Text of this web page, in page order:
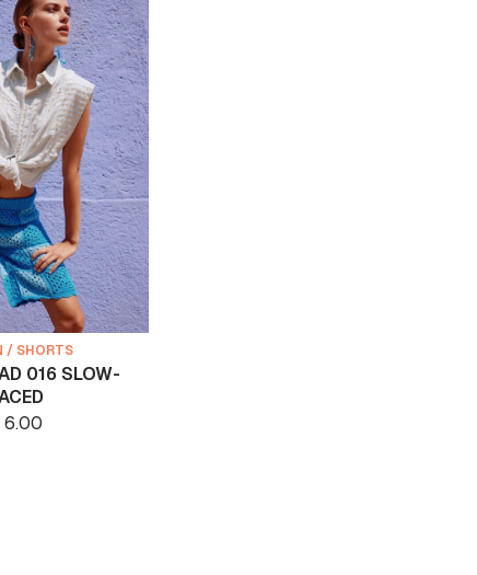
/ SHORTS
016 SLOW-
6.00